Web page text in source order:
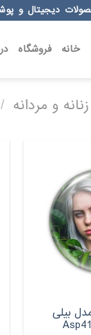
دیجیتال و
خانه فروشگاه
زنانه و مردانه /
بیلی